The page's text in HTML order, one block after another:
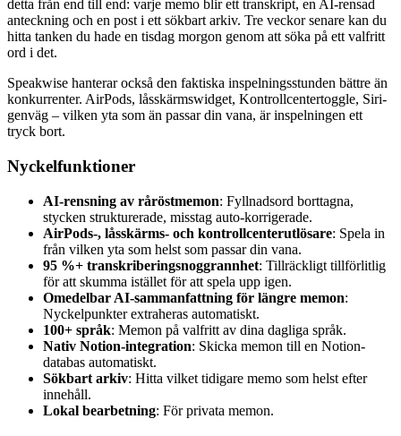
detta från end till end: varje memo blir ett transkript, en AI-rensad
anteckning och en post i ett sökbart arkiv. Tre veckor senare kan du
hitta tanken du hade en tisdag morgon genom att söka på ett valfritt
ord i det.
Speakwise hanterar också den faktiska inspelningsstunden bättre än
konkurrenter. AirPods, låsskärmswidget, Kontrollcentertoggle, Siri-
genväg – vilken yta som än passar din vana, är inspelningen ett
tryck bort.
Nyckelfunktioner
AI-rensning av råröstmemon: Fyllnadsord borttagna,
stycken strukturerade, misstag auto-korrigerade.
AirPods-, låsskärms- och kontrollcenterutlösare: Spela in
från vilken yta som helst som passar din vana.
95 %+ transkriberingsnoggrannhet: Tillräckligt tillförlitlig
för att skumma istället för att spela upp igen.
Omedelbar AI-sammanfattning för längre memon:
Nyckelpunkter extraheras automatiskt.
100+ språk: Memon på valfritt av dina dagliga språk.
Nativ Notion-integration: Skicka memon till en Notion-
databas automatiskt.
Sökbart arkiv: Hitta vilket tidigare memo som helst efter
innehåll.
Lokal bearbetning: För privata memon.